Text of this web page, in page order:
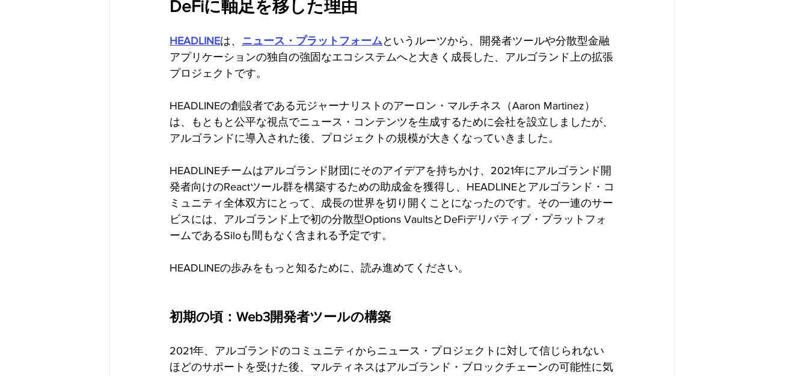
DeFiに軸足を移した理由
HEADLINEは、 ニュース・プラットフォーム というルーツから、開発者ツールや分散型金融
アプリケーションの独自の強固なエコシステムへと大きく成長した、アルゴランド上の拡張
プロジェクトです。
HEADLINEの創設者である元ジャーナリストのアーロン・マルチネス（Aaron Martinez）
は、もともと公平な視点でニュース・コンテンツを生成するために会社を設立しましたが、
アルゴランドに導入された後、プロジェクトの規模が大きくなっていきました。
HEADLINEチームはアルゴランド財団にそのアイデアを持ちかけ、2021年にアルゴランド開
発者向けのReactツール群を構築するための助成金を獲得し、HEADLINEとアルゴランド・コ
ミュニティ全体双方にとって、成長の世界を切り開くことになったのです。その一連のサー
ビスには、アルゴランド上で初の分散型Options VaultsとDeFiデリバティブ・プラットフォ
ームであるSiloも間もなく含まれる予定です。
HEADLINEの歩みをもっと知るために、読み進めてください。
初期の頃：Web3開発者ツールの構築
2021年、アルゴランドのコミュニティからニュース・プロジェクトに対して信じられない
ほどのサポートを受けた後、マルティネスはアルゴランド・ブロックチェーンの可能性に気